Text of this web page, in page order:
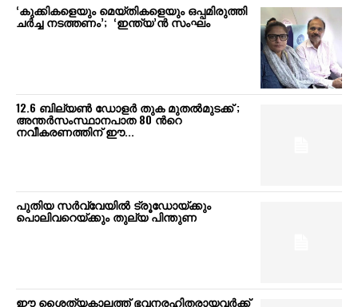
‘കുക്കികളെയും മെയ്തികളെയും ഒപ്പമിരുത്തി
ചർച്ച നടത്തണം’; ​ ‘ഇന്ത്യ’ൻ സംഘം
12.6 ബില്യൺ ഡോളർ തുക മുതൽമുടക്ക് ;
അന്തർസംസ്ഥാനപാത 80 ന്‍റെ
നവീകരണത്തിന് ഈ...
പുതിയ സർവ്വേയിൽ ട്രൂഡോയ്ക്കും
പൊലിവറെയ്ക്കും തുല്യ പിന്തുണ
ഈ ശൈത്യകാലത്ത് ഭവനരഹിതരായവർക്ക്